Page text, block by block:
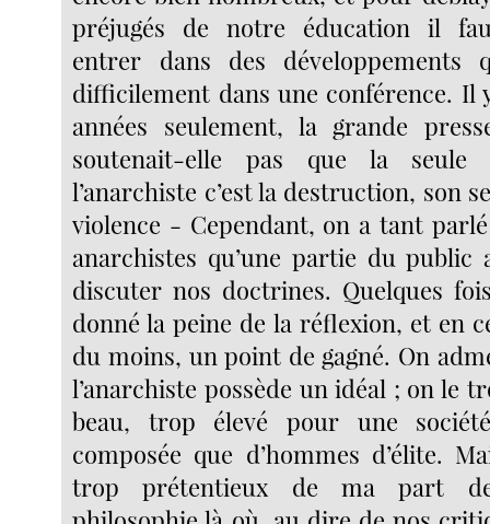
préjugés de notre éducation il
entrer dans des développements
difficilement dans une conférence. Il
années seulement, la grande
soutenait-elle pas que la seule
l’anarchiste c’est la destruction, son
violence - Cependant, on a tant
anarchistes qu’une partie du
discuter nos doctrines. Quelques
donné la peine de la réflexion, et en
du moins, un point de gagné. On
l’anarchiste possède un idéal ; on le
beau, trop élevé pour une
composée que d’hommes d’élite.
trop prétentieux de ma part